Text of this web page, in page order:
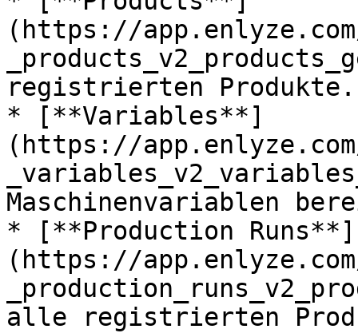
(https://
registrierten Produkte.
* [**Variables**]
(https://
Maschinenvariablen
* [**Production Runs**]
(https://
alle registrierten